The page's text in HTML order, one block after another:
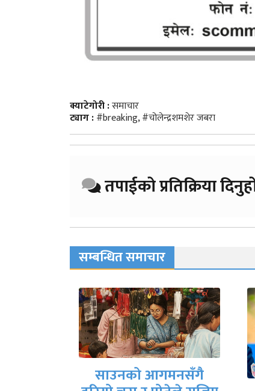
क्याटेगोरी :समाचार
ट्याग :#breaking,#चोलेन्द्रशमशेर जबरा
तपाईको प्रतिक्रिया
सम्बन्धित समाचार